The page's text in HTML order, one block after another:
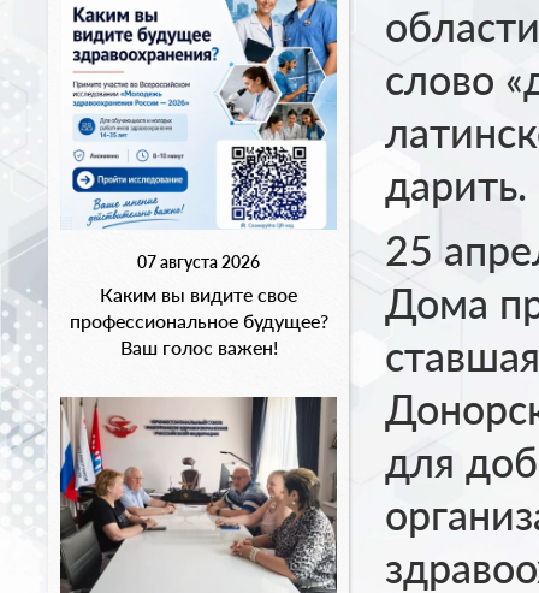
07 августа 2026
Каким вы видите свое
профессиональное будущее?
Ваш голос важен!
слово
25
Дома
для